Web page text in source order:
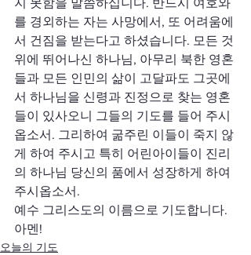
지 못함을 말씀하십니다. 반드시 여호와
를 경외하는 자는 사망에서, 또 어려움에
서 건짐을 받는다고 하셨습니다. 모든 것
위에 뛰어나신 하나님, 아무리 북한 영혼
들과 모든 인민의 삶이 고달파도 그곳에
서 하나님을 신령과 진정으로 찾는 영혼
들이 있사오니 그들의 기도를 들어 주시
옵소서. 그리하여 굶주린 이들이 죽지 않
게 하여 주시고 특히 어린아이들이 진리
의 하나님 당신의 품에서 성장하게 하여
주시옵소서.
예수 그리스도의 이름으로 기도합니다.
아멘!
오늘의 기도